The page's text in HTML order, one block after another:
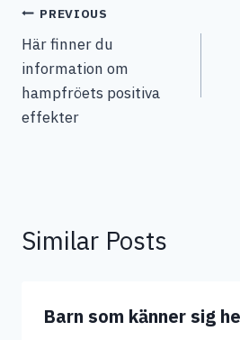
Post
navigation
PREVIOUS
Här finner du
information om
hampfröets positiva
effekter
Similar Posts
Barn som kӓnner sig